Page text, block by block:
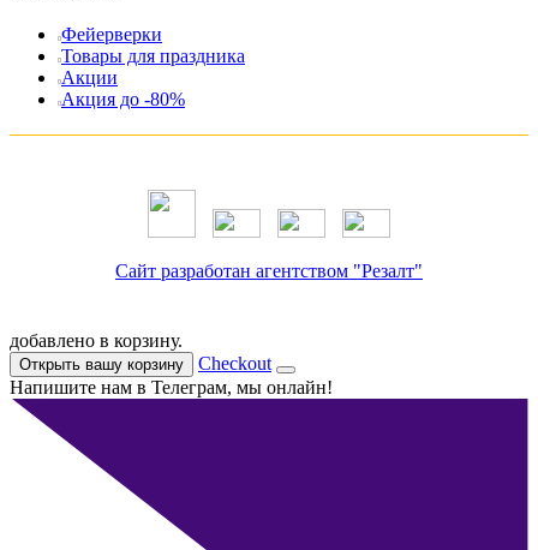
Фейерверки
Товары для праздника
Акции
Акция до -80%
Сайт разработан агентством "Резалт"
добавлено в корзину.
Открыть вашу корзину
Checkout
Напишите нам в Телеграм, мы онлайн!